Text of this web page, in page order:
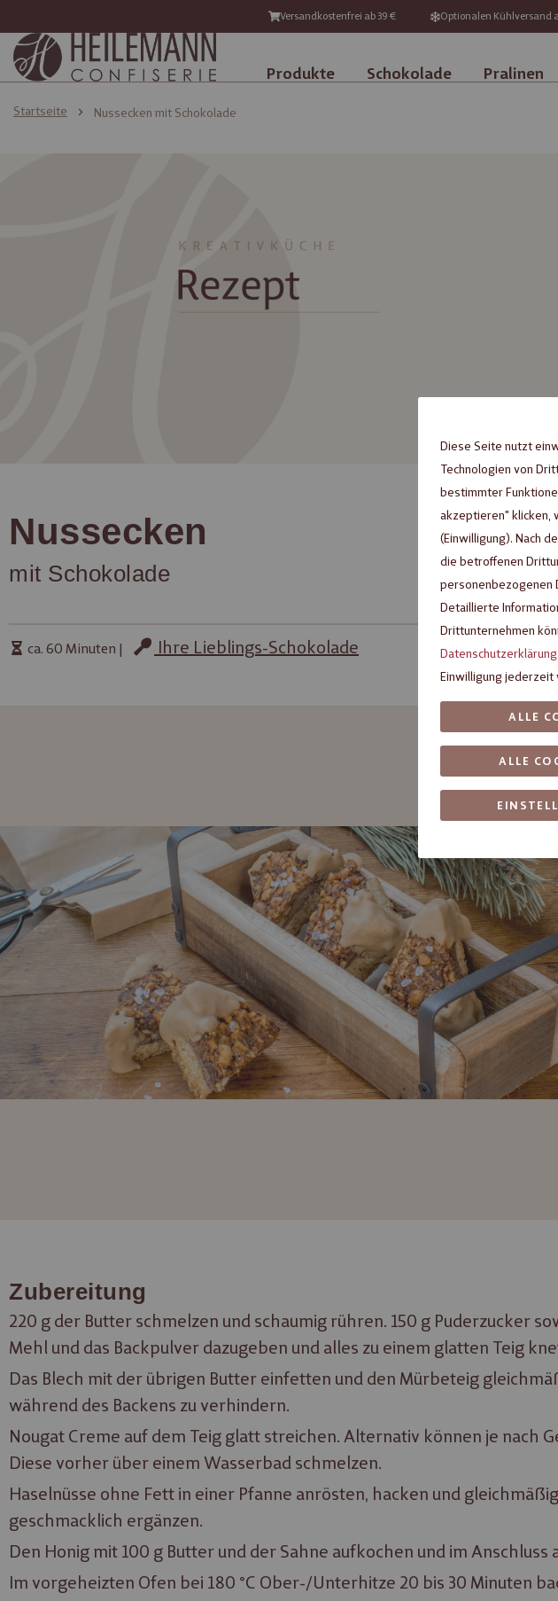
Versandkostenfrei ab 39 € Optionalen Kühlversand
Produkte Schokolade Pralinen
Startseite Nussecken mit Schokolade
Nussecken
mit Schokolade
ca. 60 Minuten | Ihre Lieblings-Schokolade
Zubereitung
220 g der Butter schmelzen und schaumig rühren. 150 g Puderzucker
Mehl und das Backpulver dazugeben und alles zu einem glatten Teig
Das Blech mit der übrigen Butter einfetten und den Mürbeteig
während des Backens zu verhindern.
Nougat Creme auf dem Teig glatt streichen. Alternativ können je nach
Diese vorher über einem Wasserbad schmelzen.
Haselnüsse ohne Fett in einer Pfanne anrösten, hacken und
geschmacklich ergänzen.
Den Honig mit 100 g Butter und der Sahne aufkochen und im
Im vorgeheizten Ofen bei 180 °C Ober-/Unterhitze 20 bis 30 Minuten
Diese Seite nutzt
Technologien von
bestimmter
akzeptieren" klicken,
(Einwilligung). Nach
die betroffenen
personenbezogenen
Detaillierte
Drittunternehmen
Datenschutzerklärung
Einwilligung jederzeit
ALLE
ALLE